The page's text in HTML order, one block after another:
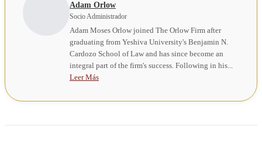
Adam Orlow
Socio Administrador
Adam Moses Orlow joined The Orlow Firm after
graduating from Yeshiva University's Benjamin N.
Cardozo School of Law and has since become an
integral part of the firm's success. Following in his...
Leer Más